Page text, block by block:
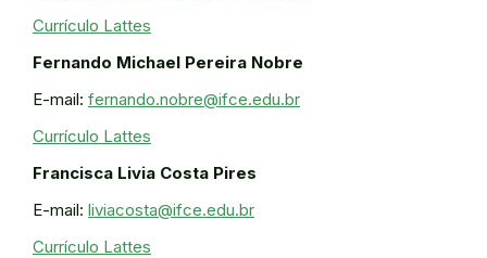
Currículo Lattes
Fernando Michael Pereira Nobre
E-mail: fernando.nobre@ifce.edu.br
Currículo Lattes
Francisca Livia Costa Pires
E-mail: liviacosta@ifce.edu.br
Currículo Lattes